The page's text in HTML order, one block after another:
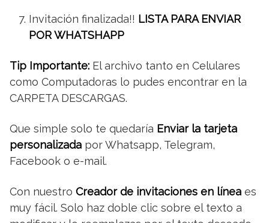
Invitación finalizada!! LISTA PARA ENVIAR
POR WHATSHAPP
Tip Importante: El archivo tanto en Celulares
como Computadoras lo pudes encontrar en la
CARPETA DESCARGAS.
Que simple solo te quedaría Enviar la tarjeta
personalizada por Whatsapp, Telegram,
Facebook o e-mail.
Con nuestro Creador de invitaciones en línea es
muy fácil. Solo haz doble clic sobre el texto a